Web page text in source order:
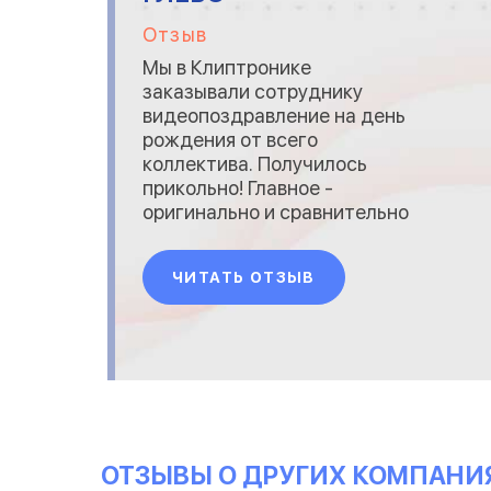
Отзыв
Мы в Клиптронике
заказывали сотруднику
видеопоздравление на день
рождения от всего
коллектива. Получилось
прикольно! Главное -
оригинально и сравнительно
удивлён ))) Да и
поздравление получилось
душевное, памятное...
ЧИТАТЬ ОТЗЫВ
ОТЗЫВЫ О ДРУГИХ